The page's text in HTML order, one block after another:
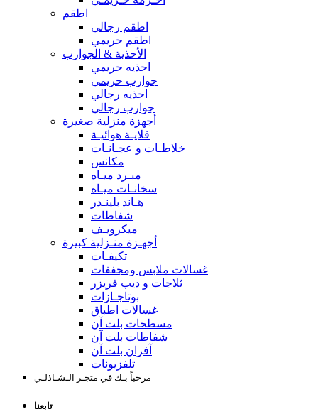
اطقم
اطقم رجالي
اطقم حريمي
الأحذية & الجوارب
احذيه حريمي
جوارب حريمي
احذيه رجالي
جوارب رجالي
أجهزة منزلية صغيرة
قلايـة هوائيـة
خلاطـات و عجـانـات
مكانس
مبـرد ميـاه
سخانـات ميـاه
هـاند بلينـدر
شفاطات
ميكرويـف
أجهـزة منـزلية كبيرة
تكيفـات
غسالات ملابس ومجففات
ثلاجات و ديب فريزر
بوتاجـازات
غسالات اطباق
مسطحات بلت آن
شفاطات بلت آن
آفران بلت آن
تلفزيونات
مرحباً بـك في متجـر الـشـاذلـي
تابعنا